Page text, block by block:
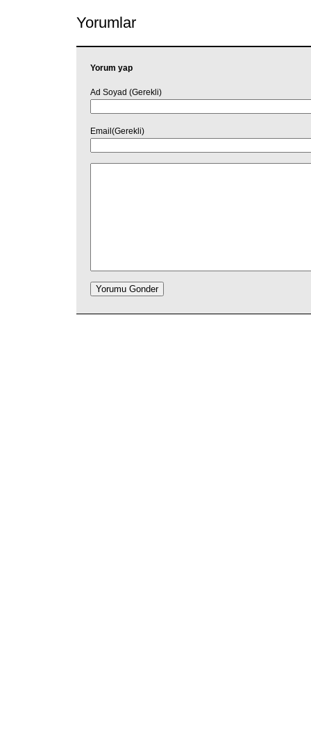
Yorumlar
Yorum yap
Ad Soyad (Gerekli)
Email(Gerekli)